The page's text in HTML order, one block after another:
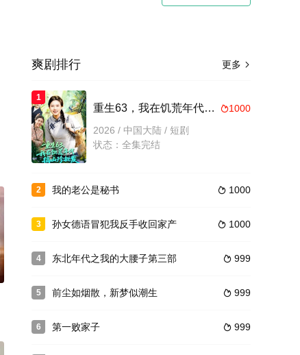
更多 
爽剧排行
1
1000
重生63，我在饥荒年代搞山珍批发
2026 / 中国大陆 / 短剧
状态：全集完结
2  1000
我的老公是秘书
3  1000
孙女德语冒犯我反手收回家产
4  999
东北年代之我的大腰子第三部
5  999
前尘如烟散，新梦似潮生
6  999
第一败家子